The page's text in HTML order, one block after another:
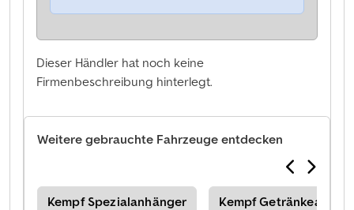
Dieser Händler hat noch keine
Firmenbeschreibung hinterlegt.
Weitere gebrauchte Fahrzeuge entdecken
Kempf Spezialanhänger Kempf